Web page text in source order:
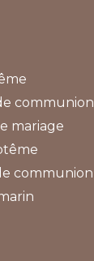
communion
mariage
communion